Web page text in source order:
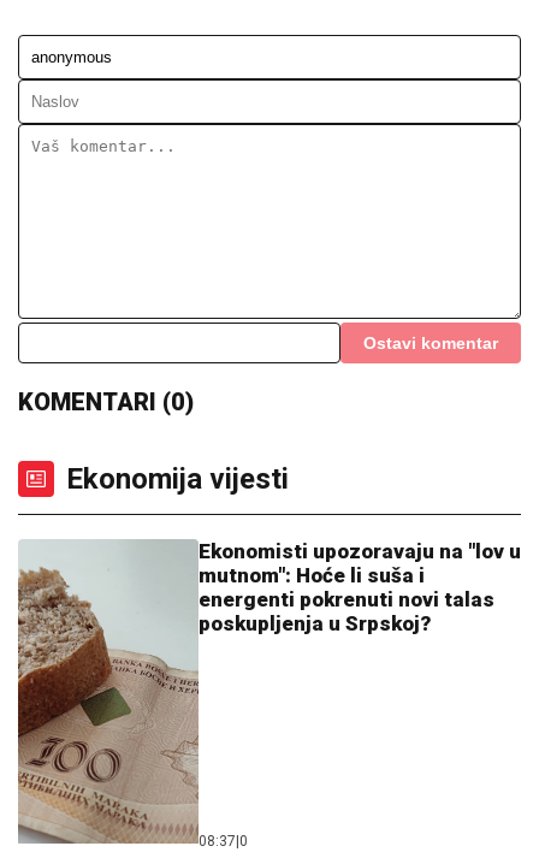
Ostavi komentar
KOMENTARI (0)
Ekonomija vijesti
Ekonomisti upozoravaju na "lov u
mutnom": Hoće li suša i
energenti pokrenuti novi talas
poskupljenja u Srpskoj?
08:37 0